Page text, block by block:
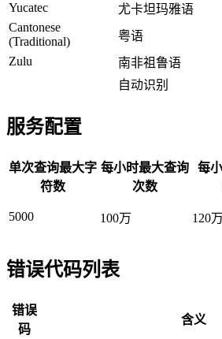
Yucatec
尤卡坦玛雅语
Cantonese
(Traditional)
粤语
Zulu
南非祖鲁语
自动识别
服务配置
单次查询最大字
符数
每小时最大查询
次数
每
5000 100万 120万
错误代码列表
错误
码
含义